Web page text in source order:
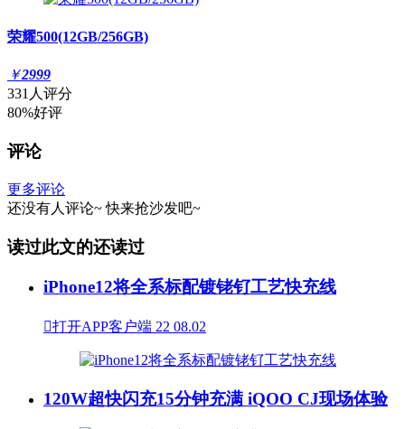
荣耀500(12GB/256GB)
￥2999
331人评分
80%好评
评论
更多评论
还没有人评论~ 快来抢沙发吧~
读过此文的还读过
iPhone12将全系标配镀铑钌工艺快充线
打开APP客户端 22 08.02
120W超快闪充15分钟充满 iQOO CJ现场体验